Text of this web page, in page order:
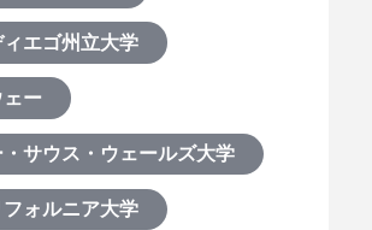
エゴ州立大学
ー
サウス・ウェールズ大学
ォルニア大学